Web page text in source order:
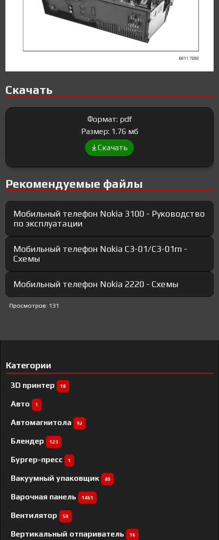
Скачать
Формат: pdf
Размер: 1.76 мб
Скачать
Рекомендуемые файлы
Мобильный телефон Nokia 3100 - Руководство
по эксплуатации
Мобильный телефон Nokia C3-01/C3-01m -
Схемы
Мобильный телефон Nokia 2220 - Схемы
Просмотров: 131
Категории
3D принтер 18
Авто 1
Автомагнитола 92
Блендер 123
Бургер-пресс 1
Вакуумный упаковщик 40
Варочная панель 1461
Вентилятор 50
Вертикальный отпариватель 16